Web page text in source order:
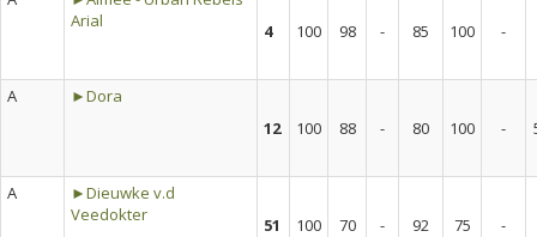
Arial
4 100 98 - 85 100 -
A
►Dora
12
100 88 - 80 100 -
A
►Dieuwke v.d
Veedokter
51 100 70 - 92 75 -